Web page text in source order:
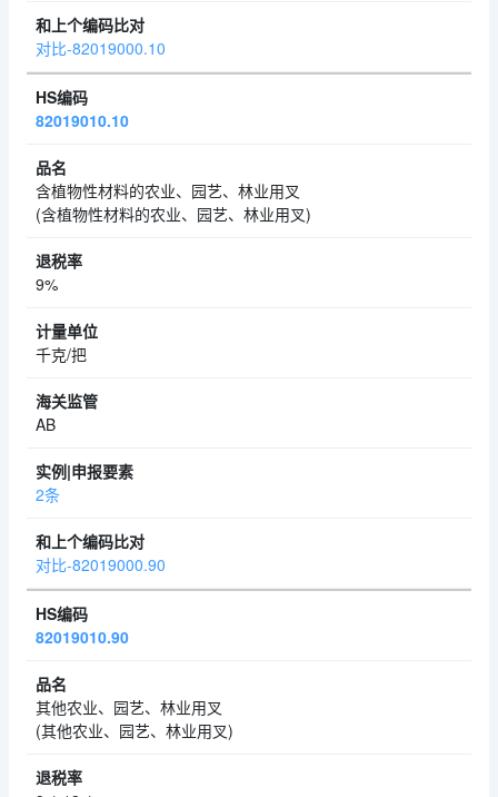
对比-82019000.10
82019010.10
含植物性材料的农业、园艺、林业用叉
(含植物性材料的农业、园艺、林业用叉)
9%
千克/把
AB
2条
对比-82019000.90
82019010.90
其他农业、园艺、林业用叉
(其他农业、园艺、林业用叉)